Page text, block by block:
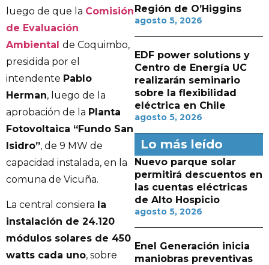
luego de que la Comisión
de Evaluación
Ambiental de Coquimbo,
presidida por el
intendente Pablo
Herman, luego de la
aprobación de la Planta
Fotovoltaica “Fundo San
Isidro”, de 9 MW de
capacidad instalada, en la
comuna de Vicuña.
La central consiera la
instalación de 24.120
módulos solares de 450
watts cada uno, sobre
Región de O’Higgins
agosto 5, 2026
EDF power solutions y
Centro de Energía UC
realizarán seminario
sobre la flexibilidad
eléctrica en Chile
agosto 5, 2026
Lo más leído
Nuevo parque solar
permitirá descuentos en
las cuentas eléctricas
de Alto Hospicio
agosto 5, 2026
Enel Generación inicia
maniobras preventivas